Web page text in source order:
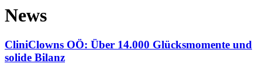
News
CliniClowns OÖ: Über 14.000 Glücksmomente und
solide Bilanz